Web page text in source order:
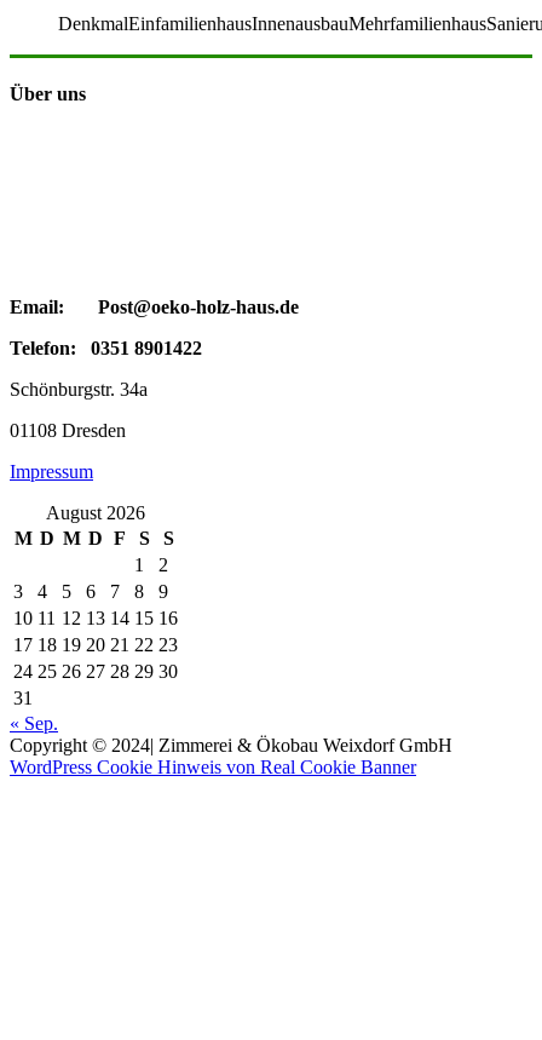
Über uns
Email: Post@oeko-holz-haus.de
Telefon: 0351 8901422
Schönburgstr. 34a
01108 Dresden
Impressum
August 2026
M D M D F S
S
1
2
3
4 5 6 7 8
9
10 11 12 13 14 15 16
17 18 19 20 21 22 23
24 25 26 27 28 29 30
31
« Sep.
Copyright © 2024| Zimmerei & Ökobau Weixdorf GmbH
WordPress Cookie Hinweis von Real Cookie Banner